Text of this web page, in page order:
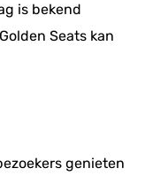
is bekend
Seats kan
genieten